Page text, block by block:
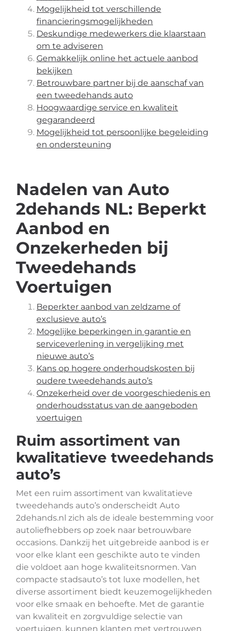
Mogelijkheid tot verschillende
financieringsmogelijkheden
Deskundige medewerkers die klaarstaan
om te adviseren
Gemakkelijk online het actuele aanbod
bekijken
Betrouwbare partner bij de aanschaf van
een tweedehands auto
Hoogwaardige service en kwaliteit
gegarandeerd
Mogelijkheid tot persoonlijke begeleiding
en ondersteuning
Nadelen van Auto
2dehands NL: Beperkt
Aanbod en
Onzekerheden bij
Tweedehands
Voertuigen
Beperkter aanbod van zeldzame of
exclusieve auto’s
Mogelijke beperkingen in garantie en
serviceverlening in vergelijking met
nieuwe auto’s
Kans op hogere onderhoudskosten bij
oudere tweedehands auto’s
Onzekerheid over de voorgeschiedenis en
onderhoudsstatus van de aangeboden
voertuigen
Ruim assortiment van
kwalitatieve tweedehands
auto’s
Met een ruim assortiment van kwalitatieve
tweedehands auto’s onderscheidt Auto
2dehands.nl zich als de ideale bestemming voor
autoliefhebbers op zoek naar betrouwbare
occasions. Dankzij het uitgebreide aanbod is er
voor elke klant een geschikte auto te vinden
die voldoet aan hoge kwaliteitsnormen. Van
compacte stadsauto’s tot luxe modellen, het
diverse assortiment biedt keuzemogelijkheden
voor elke smaak en behoefte. Met de garantie
van kwaliteit en zorgvuldige selectie van
voertuigen, kunnen klanten met vertrouwen